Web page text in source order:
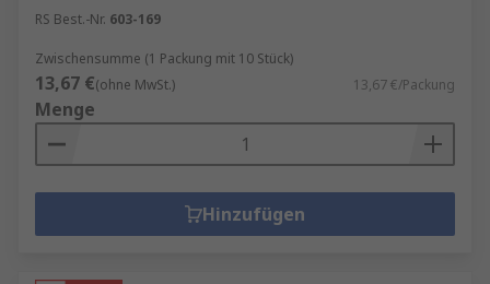
RS Best.-Nr. 603-169
Zwischensumme (1 Packung mit 10 Stück)
13,67 €(ohne MwSt.) 13,67 €/Packung
Menge
Hinzufügen